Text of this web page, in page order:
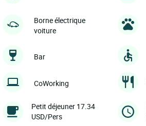
Borne électrique
voiture
Bar
CoWorking
Petit déjeuner 17.34
USD/Pers